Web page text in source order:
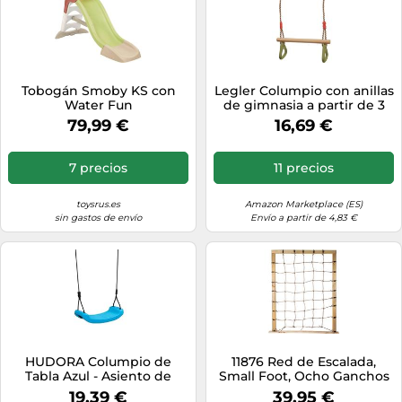
Tobogán Smoby KS con
Water Fun
79,99 €
7 precios
toysrus.es
sin gastos de envío
Legler Columpio con anillas
de gimnasia a partir de 3
años
16,69 €
11 precios
Amazon Marketplace (ES)
Envío a partir de 4,83 €
HUDORA Columpio de
Tabla Azul - Asiento de
Columpio de Plástico -
19,39 €
11876 Red de Escalada,
Small Foot, Ocho Ganchos
para Fijar a los Marcos de
39,95 €